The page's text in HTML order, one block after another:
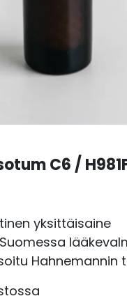
C6 /
yksittäisaine
Hahnemannin